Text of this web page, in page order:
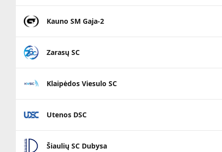
Kauno SM Gaja-2
Zarasų SC
Klaipėdos Viesulo SC
Utenos DSC
Šiaulių SC Dubysa